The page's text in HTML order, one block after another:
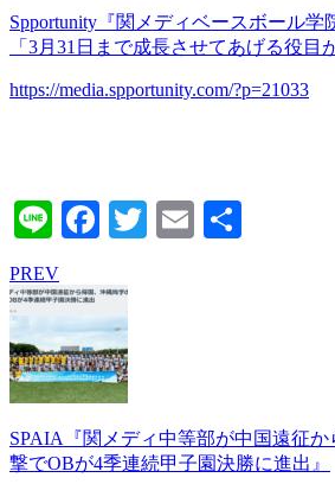
Spportunity『関メディベースボール学
「3月31日まで成長させてあげる役目
https://media.spportunity.com/?p=21033
LineFacebook
TwitterEmail
PREV
SPAIA『関メディ中等部が中国遠征
撃でOBが4季連続甲子園決勝に進出』